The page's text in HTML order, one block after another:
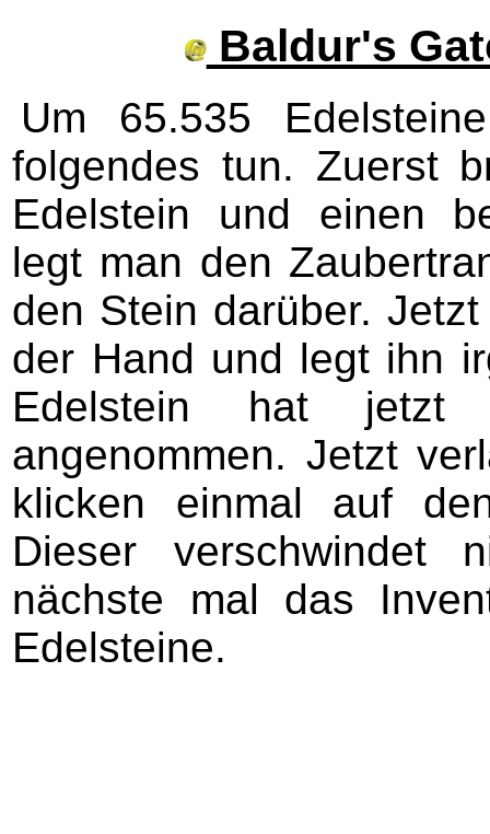
Baldur's
Um 65.535
folgendes tun. Zuerst
Edelstein und einen
legt man den
den Stein darüber.
der Hand und legt ihn
Edelstein hat
angenommen. Jetzt
klicken einmal auf
Dieser verschwindet
nächste mal das
Edelsteine.